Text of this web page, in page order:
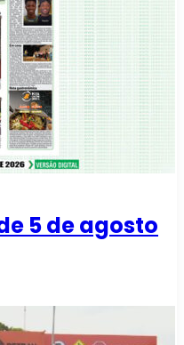
5 de agosto